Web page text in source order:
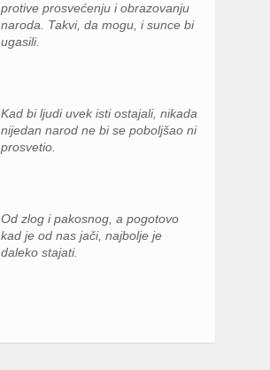
protive prosvećenju i obrazovanju
naroda. Takvi, da mogu, i sunce bi
ugasili.
Kad bi ljudi uvek isti ostajali, nikada
nijedan narod ne bi se poboljšao ni
prosvetio.
Od zlog i pakosnog, a pogotovo
kad je od nas jači, najbolje je
daleko stajati.